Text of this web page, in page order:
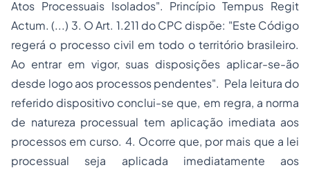
Atos Processuais Isolados". Princípio Tempus Regit
Actum. (...) 3. O Art. 1.211 do CPC dispõe: "Este Código
regerá o processo civil em todo o território brasileiro.
Ao entrar em vigor, suas disposições aplicar-se-ão
desde logo aos processos pendentes". Pela leitura do
referido dispositivo conclui-se que, em regra, a norma
de natureza processual tem aplicação imediata aos
processos em curso. 4. Ocorre que, por mais que a lei
processual seja aplicada imediatamente aos